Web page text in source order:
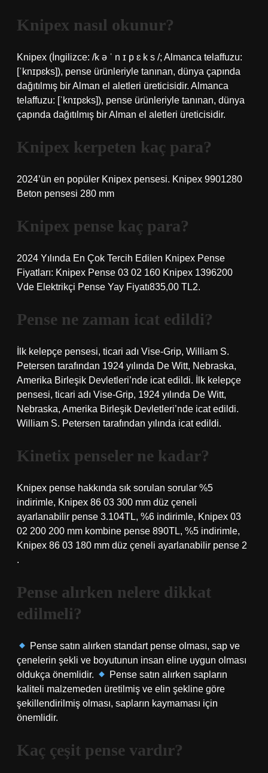
Knipex nasıl okunur?
Knipex (İngilizce: /k ə ˈ n ɪ p ɛ k s /; Almanca telaffuzu:
[ˈknɪpɛks]), pense ürünleriyle tanınan, dünya çapında
dağıtılmış bir Alman el aletleri üreticisidir. Almanca
telaffuzu: [ˈknɪpɛks]), pense ürünleriyle tanınan, dünya
çapında dağıtılmış bir Alman el aletleri üreticisidir.
Knipex kerpeten kaç para?
2024’ün en popüler Knipex pensesi. Knipex 9901280
Beton pensesi 280 mm
Knipex pense kaç para?
2024 Yılında En Çok Tercih Edilen Knipex Pense
Fiyatları: Knipex Pense 03 02 160 Knipex 1396200
Vde Elektrikçi Pense Yay Fiyatı835,00 TL2.
Pense ne zaman icat edildi?
İlk kelepçe pensesi, ticari adı Vise-Grip, William S.
Petersen tarafından 1924 yılında De Witt, Nebraska,
Amerika Birleşik Devletleri’nde icat edildi. İlk kelepçe
pensesi, ticari adı Vise-Grip, 1924 yılında De Witt,
Nebraska, Amerika Birleşik Devletleri’nde icat edildi.
William S. Petersen tarafından yılında icat edildi.
Kinetix penseler ne kadar?
Knipex pense hakkında sık sorulan sorular %5
indirimle, Knipex 86 03 300 mm düz çeneli
ayarlanabilir pense 3.104TL, %6 indirimle, Knipex 03
02 200 200 mm kombine pense 890TL, %5 indirimle,
Knipex 86 03 180 mm düz çeneli ayarlanabilir pense 2
.
Pense alırken nelere dikkat
edilmeli?
Pense satın alırken standart pense olması, sap ve
çenelerin şekli ve boyutunun insan eline uygun olması
oldukça önemlidir.
Pense satın alırken sapların
kaliteli malzemeden üretilmiş ve elin şekline göre
şekillendirilmiş olması, sapların kaymaması için
önemlidir.
Kaç çeşit pense vardır?